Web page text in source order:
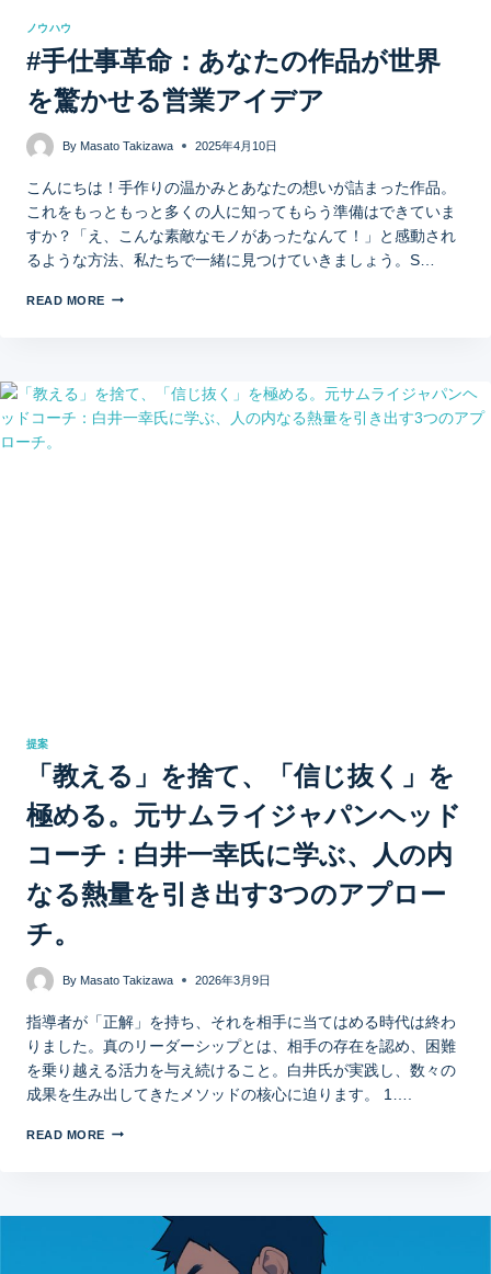
ノウハウ
#手仕事革命：あなたの作品が世界
を驚かせる営業アイデア
By Masato Takizawa 2025年4月10日
こんにちは！手作りの温かみとあなたの想いが詰まった作品。
これをもっともっと多くの人に知ってもらう準備はできていま
すか？「え、こんな素敵なモノがあったなんて！」と感動され
るような方法、私たちで一緒に見つけていきましょう。S…
READ MORE
提案
「教える」を捨て、「信じ抜く」を
極める。元サムライジャパンヘッド
コーチ：白井一幸氏に学ぶ、人の内
なる熱量を引き出す3つのアプロー
チ。
By Masato Takizawa 2026年3月9日
指導者が「正解」を持ち、それを相手に当てはめる時代は終わ
りました。真のリーダーシップとは、相手の存在を認め、困難
を乗り越える活力を与え続けること。白井氏が実践し、数々の
成果を生み出してきたメソッドの核心に迫ります。 1….
READ MORE